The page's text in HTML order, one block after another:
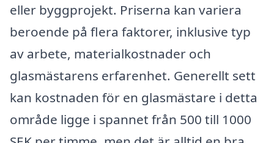
eller byggprojekt. Priserna kan variera
beroende på flera faktorer, inklusive typ
av arbete, materialkostnader och
glasmästarens erfarenhet. Generellt sett
kan kostnaden för en glasmästare i detta
område ligge i spannet från 500 till 1000